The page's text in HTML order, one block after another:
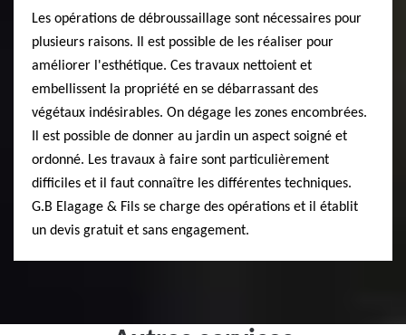
Les opérations de débroussaillage sont nécessaires pour
plusieurs raisons. Il est possible de les réaliser pour
améliorer l'esthétique. Ces travaux nettoient et
embellissent la propriété en se débarrassant des
végétaux indésirables. On dégage les zones encombrées.
Il est possible de donner au jardin un aspect soigné et
ordonné. Les travaux à faire sont particulièrement
difficiles et il faut connaître les différentes techniques.
G.B Elagage & Fils se charge des opérations et il établit
un devis gratuit et sans engagement.